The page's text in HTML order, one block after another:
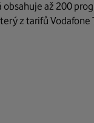
obsahuje až 200
z tarifů Vodafone